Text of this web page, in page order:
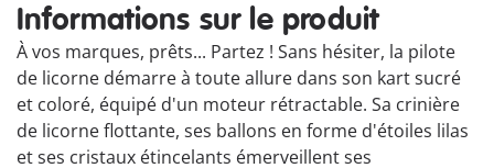
Informations sur le produit
À vos marques, prêts... Partez ! Sans hésiter, la pilote
de licorne démarre à toute allure dans son kart sucré
et coloré, équipé d'un moteur rétractable. Sa crinière
de licorne flottante, ses ballons en forme d'étoiles lilas
et ses cristaux étincelants émerveillent ses